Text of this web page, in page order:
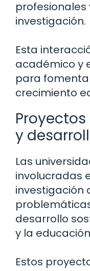
investigación.
Esta
académico y
para
crecimiento
y
Las
involucradas
investigación
desarrollo
y la
Estos